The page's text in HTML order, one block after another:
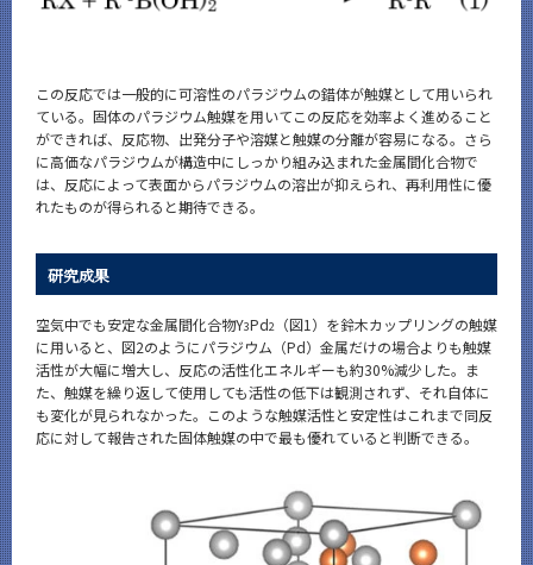
この反応では一般的に可溶性のパラジウムの錯体が触媒として用いられ
ている。固体のパラジウム触媒を用いてこの反応を効率よく進めること
ができれば、反応物、出発分子や溶媒と触媒の分離が容易になる。さら
に高価なパラジウムが構造中にしっかり組み込まれた金属間化合物で
は、反応によって表面からパラジウムの溶出が抑えられ、再利用性に優
れたものが得られると期待できる。
研究成果
空気中でも安定な金属間化合物Y3Pd2 （図1）を鈴木カップリングの触媒
に用いると、図2のようにパラジウム（Pd）金属だけの場合よりも触媒
活性が大幅に増大し、反応の活性化エネルギーも約30%減少した。ま
た、触媒を繰り返して使用しても活性の低下は観測されず、それ自体に
も変化が見られなかった。このような触媒活性と安定性はこれまで同反
応に対して報告された固体触媒の中で最も優れていると判断できる。